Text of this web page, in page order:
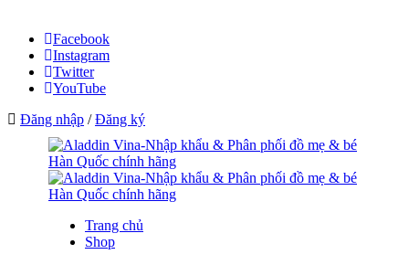
Facebook
Instagram
Twitter
YouTube
Đăng nhập /Đăng ký
Trang chủ
Shop